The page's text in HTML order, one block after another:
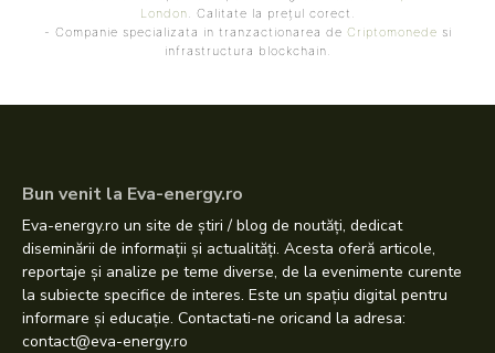
London . Calitate la prețul corect.
- Companie specializata in tranzactionarea de Criptomonede si
infrastructura blockchain.
Bun venit la Eva-energy.ro
Eva-energy.ro un site de știri / blog de noutăți, dedicat
diseminării de informații și actualități. Acesta oferă articole,
reportaje și analize pe teme diverse, de la evenimente curente
la subiecte specifice de interes. Este un spațiu digital pentru
informare și educație. Contactati-ne oricand la adresa:
contact@eva-energy.ro